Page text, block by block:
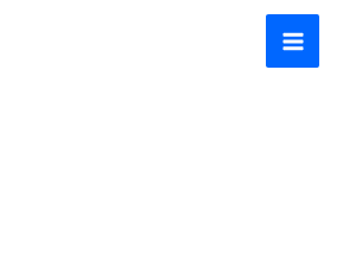
Main